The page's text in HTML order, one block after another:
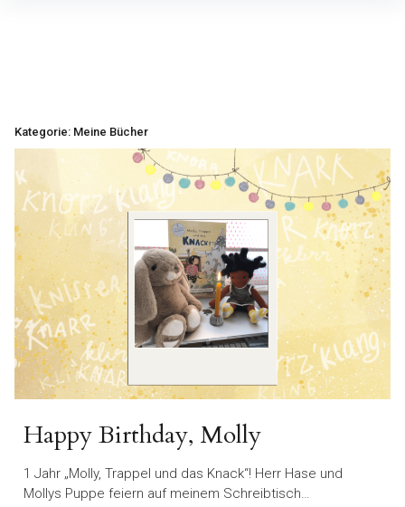
Kategorie: Meine Bücher
Happy Birthday, Molly
1 Jahr „Molly, Trappel und das Knack“! Herr Hase und
Mollys Puppe feiern auf meinem Schreibtisch…